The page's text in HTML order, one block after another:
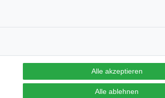
Alle akzeptieren
Alle ablehnen